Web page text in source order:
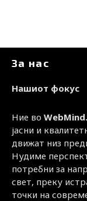
За нас
Нашиот фокус
Ние во
јасни и
движат низ
Нудиме
потребни за
свет, преку
точки на